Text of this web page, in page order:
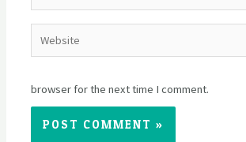
Website
browser for the next time I comment.